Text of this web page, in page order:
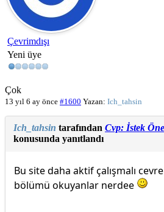
Çevrimdışı
Yeni üye
Çok
13 yıl 6 ay önce #1600 Yazan: Ich_tahsin
Ich_tahsin tarafından Cvp: İstek
konusunda yanıtlandı
Bu site daha aktif çalışmalı
bölümü okuyanlar nerdee